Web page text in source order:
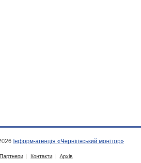
Інформ-агенція «Чернігівський монітор»
Партнери | Контакти | Архів